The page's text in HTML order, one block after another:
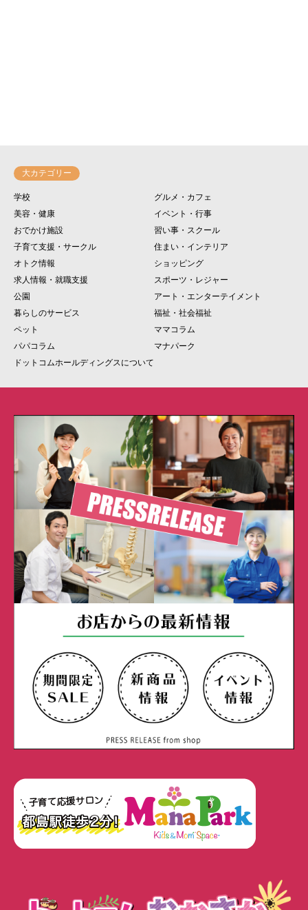
大カテゴリー
学校
グルメ・カフェ
美容・健康
イベント・行事
おでかけ施設
習い事・スクール
子育て支援・サークル
住まい・インテリア
オトク情報
ショッピング
求人情報・就職支援
スポーツ・レジャー
公園
アート・エンターテイメント
暮らしのサービス
福祉・社会福祉
ペット
ママコラム
パパコラム
マナパーク
ドットコムホールディングスについて